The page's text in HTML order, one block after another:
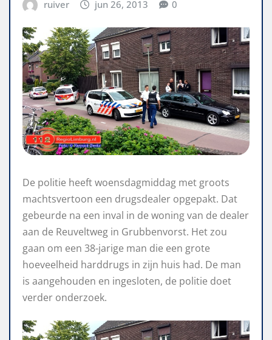
ruiver jun 26, 2013 0
De politie heeft woensdagmiddag met groots
machtsvertoon een drugsdealer opgepakt. Dat
gebeurde na een inval in de woning van de dealer
aan de Reuveltweg in Grubbenvorst. Het zou
gaan om een 38-jarige man die een grote
hoeveelheid harddrugs in zijn huis had. De man
is aangehouden en ingesloten, de politie doet
verder onderzoek.